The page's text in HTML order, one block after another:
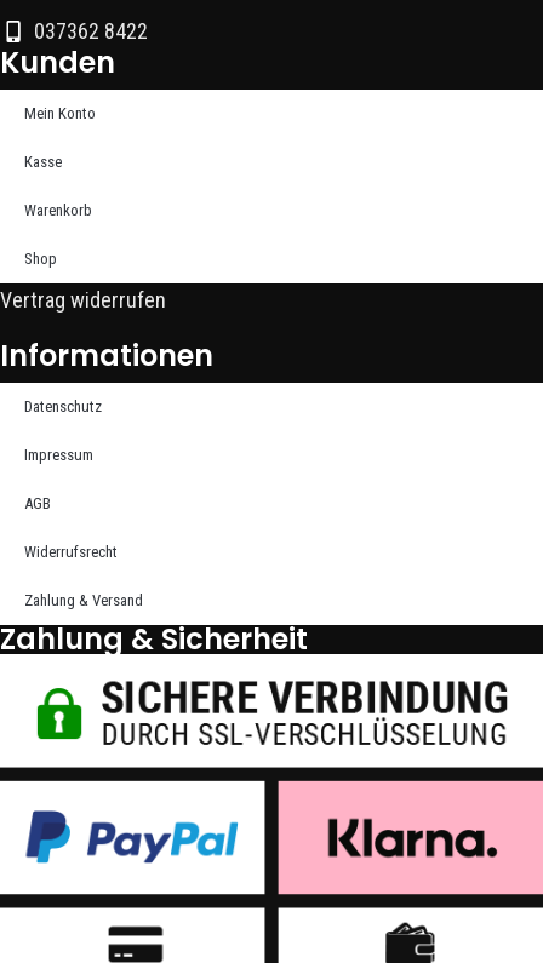
037362 8422
Kunden
Mein Konto
Kasse
Warenkorb
Shop
Vertrag widerrufen
Informationen
Datenschutz
Impressum
AGB
Widerrufsrecht
Zahlung & Versand
Zahlung & Sicherheit